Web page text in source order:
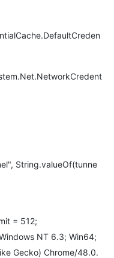
String.valueOf(tunne
= 512;
NT 6.3; Win64;
Gecko) Chrome/48.0.